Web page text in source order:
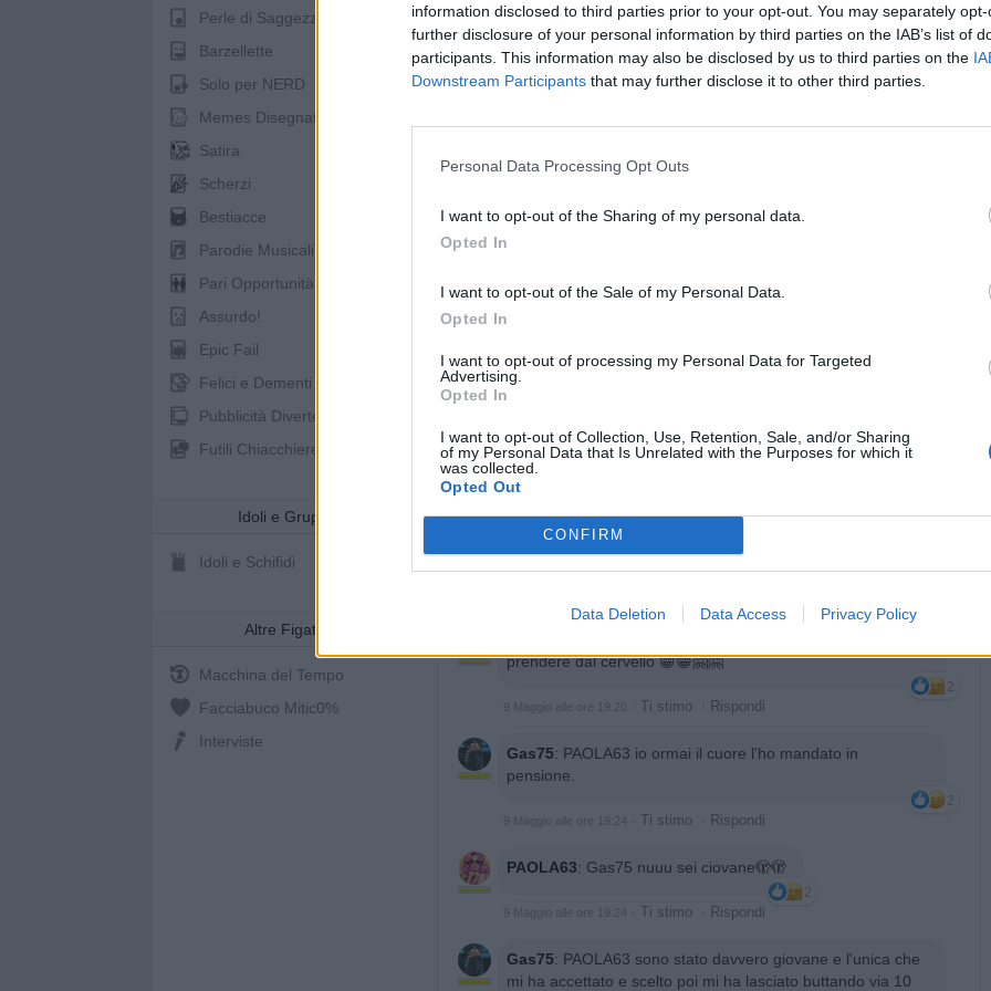
information disclosed to third parties prior to your opt-out. You may separately
further disclosure of your personal information by third parties on the IAB’s list of
participants. This information may also be disclosed by us to third parties on the
Downstream Participants that may further disclose it to other third parties.
Personal Data Processing Opt Outs
I want to opt-out of the Sharing of my personal data.
Opted In
I want to opt-out of the Sale of my Personal Data.
Opted In
I want to opt-out of processing my Personal Data for Targeted
Advertising.
Opted In
I want to opt-out of Collection, Use, Retention, Sale, and/or Sharing
of my Personal Data that Is Unrelated with the Purposes for which it
was collected.
Opted Out
CONFIRM
Data Deletion Data Access Privacy Policy
Perle di Saggezza
Barzellette
Solo per NERD
Memes Disegnati
Satira
Scherzi
Bestiacce
Parodie Musicali
Pari Opportunità
Assurdo!
Epic Fail
Felici e Dementi
Pubblicità Divertenti
Futili Chiacchiere
Idoli e Gruppi
Idoli e Schifidi
Altre Figate
Macchina del Tempo
Facciabuco Mitic0%
Interviste
Ti stimo fratello Link Salva
1
prendere dal cervello 😁😁🤗🤗
2
9 Maggio alle ore 19:20 Ti stimo Rispondi
Gas75: PAOLA63 io ormai il cuore l'ho mandato in
pensione.
2
9 Maggio alle ore 19:24 Ti stimo Rispondi
PAOLA63: Gas75 nuuu sei ciovane🫣🫣
2
9 Maggio alle ore 19:24 Ti stimo Rispondi
Gas75: PAOLA63 sono stato davvero giovane e l'unica che
mi ha accettato e scelto poi mi ha lasciato buttando via 10